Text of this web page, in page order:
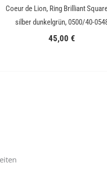
Coeur de Lion, Ring Brilliant
silber dunkelgrün, 0500/40-
45,00 €